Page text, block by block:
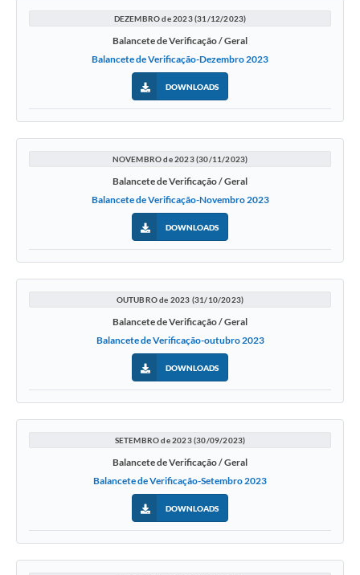
DEZEMBRO de 2023 (31/12/2023)
Balancete de Verificação / Geral
Balancete de Verificação-Dezembro 2023
DOWNLOADS
NOVEMBRO de 2023 (30/11/2023)
Balancete de Verificação / Geral
Balancete de Verificação-Novembro 2023
DOWNLOADS
OUTUBRO de 2023 (31/10/2023)
Balancete de Verificação / Geral
Balancete de Verificação-outubro 2023
DOWNLOADS
SETEMBRO de 2023 (30/09/2023)
Balancete de Verificação / Geral
Balancete de Verificação-Setembro 2023
DOWNLOADS